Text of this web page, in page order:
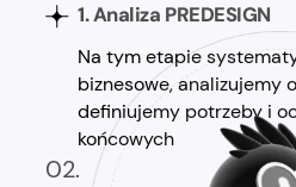
1. Analiza PREDESIGN
Na tym etapie
biznesowe, analizujemy
definiujemy potrzeby i
końcowych
02.